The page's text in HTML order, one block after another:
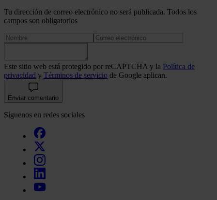
Tu dirección de correo electrónico no será publicada. Todos los
campos son obligatorios
Este sitio web está protegido por reCAPTCHA y la Política de
privacidad y Términos de servicio de Google aplican.
Enviar comentario
Síguenos en redes sociales